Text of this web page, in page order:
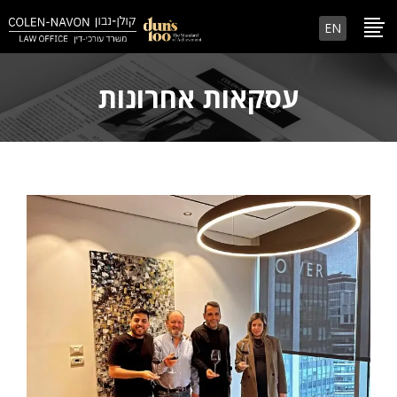
EN
עסקאות אחרונות